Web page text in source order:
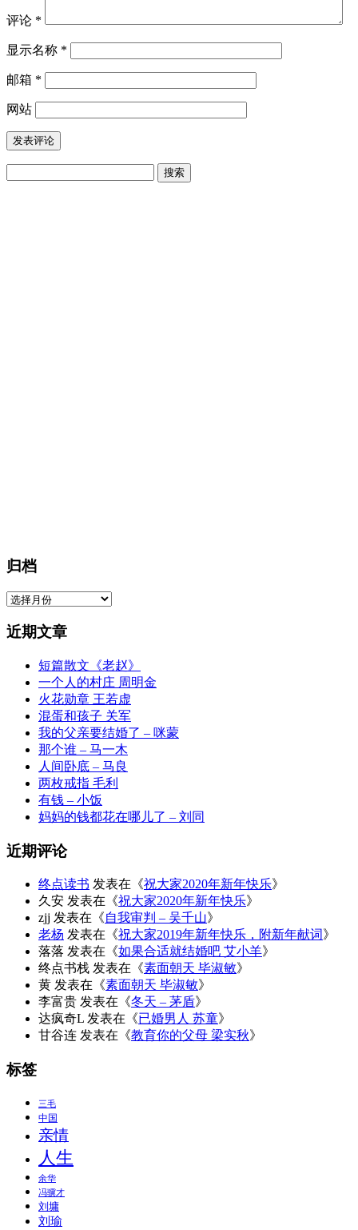
评论 *
显示名称 *
邮箱 *
网站
归档
归
近期文章
短篇散文《老赵》
一个人的村庄 周明金
火花勋章 王若虚
混蛋和孩子 关军
我的父亲要结婚了 – 咪蒙
那个谁 – 马一木
人间卧底 – 马良
两枚戒指 毛利
有钱 – 小饭
妈妈的钱都花在哪儿了 – 刘同
近期评论
终点读书 发表在《祝大家2020年新年快乐》
久安 发表在《祝大家2020年新年快乐》
zjj 发表在《自我审判 – 吴千山》
老杨 发表在《祝大家2019年新年快乐，附新年献词》
落落 发表在《如果合适就结婚吧 艾小羊》
终点书栈 发表在《素面朝天 毕淑敏》
黄 发表在《素面朝天 毕淑敏》
李富贵 发表在《冬天 – 茅盾》
达疯奇L 发表在《已婚男人 苏童》
甘谷连 发表在《教育你的父母 梁实秋》
标签
三毛
中国
亲情
人生
余华
冯骥才
刘墉
刘瑜